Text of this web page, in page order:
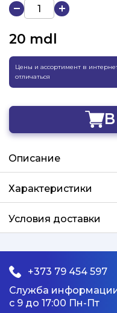
20 mdl
Цены и ассортимент в
отличаться
В
Описание
Характеристики
Условия доставки
+373 79 454 597
Служба
с 9 до 17:00 Пн-Пт